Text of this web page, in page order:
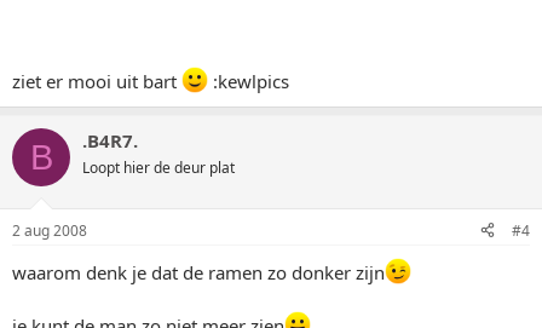
ziet er mooi uit bart :kewlpics
B .B4R7.
Loopt hier de deur plat
2 aug 2008 #4
waarom denk je dat de ramen zo donker zijn